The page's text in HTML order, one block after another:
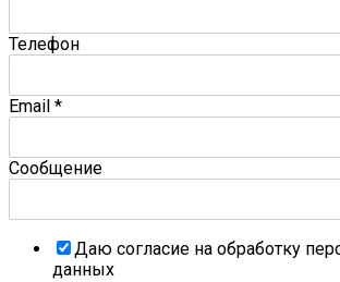
Телефон
Email *
Сообщение
Даю согласие на обработку
данных